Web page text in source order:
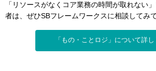
「リソースがなくコア業務の時間が取れない
者は、ぜひSBフレームワークスに相談してみて
「もの・ことロジ」について詳